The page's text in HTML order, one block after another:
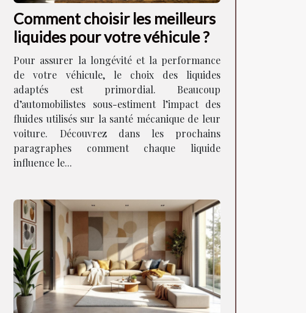
Comment choisir les meilleurs
liquides pour votre véhicule ?
Pour assurer la longévité et la performance
de votre véhicule, le choix des liquides
adaptés est primordial. Beaucoup
d’automobilistes sous-estiment l’impact des
fluides utilisés sur la santé mécanique de leur
voiture. Découvrez dans les prochains
paragraphes comment chaque liquide
influence le...